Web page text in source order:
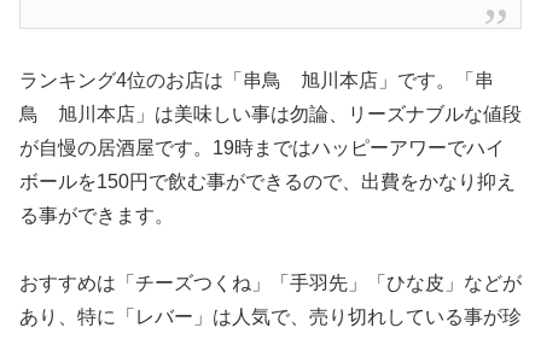
ランキング4位のお店は「串鳥 旭川本店」です。「串
鳥 旭川本店」は美味しい事は勿論、リーズナブルな値段
が自慢の居酒屋です。19時まではハッピーアワーでハイ
ボールを150円で飲む事ができるので、出費をかなり抑え
る事ができます。
おすすめは「チーズつくね」「手羽先」「ひな皮」などが
あり、特に「レバー」は人気で、売り切れしている事が珍